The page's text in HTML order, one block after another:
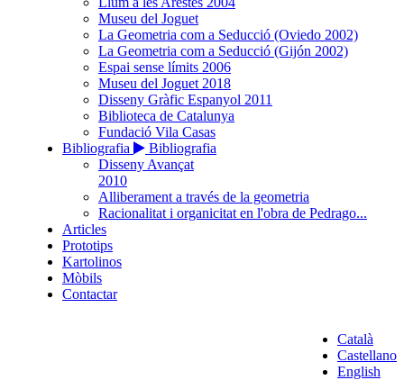
Museu del Joguet
La Geometria com a Seducció (Oviedo 2002)
La Geometria com a Seducció (Gijón 2002)
Espai sense límits 2006
Museu del Joguet 2018
Disseny Gràfic Espanyol 2011
Biblioteca de Catalunya
Fundació Vila Casas
Bibliografia
Bibliografia
Disseny Avançat
2010
Alliberament a través de la geometria
Racionalitat i organicitat en l'obra de Pedrago...
Articles
Prototips
Kartolinos
Mòbils
Contactar
Català
Castellano
English